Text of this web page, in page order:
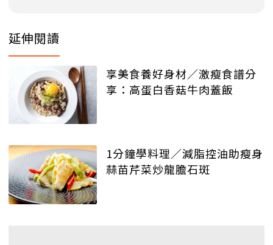
延伸閱讀
享美食養好身材／激瘦食譜分
享：高蛋白香菇牛肉蓋飯
1分鐘學料理／減脂控油助瘦身
蒜苗芹菜炒龍膽石斑